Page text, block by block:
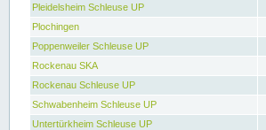
Pleidelsheim Schleuse UP
Plochingen
Poppenweiler Schleuse UP
Rockenau SKA
Rockenau Schleuse UP
Schwabenheim Schleuse UP
Untertürkheim Schleuse UP